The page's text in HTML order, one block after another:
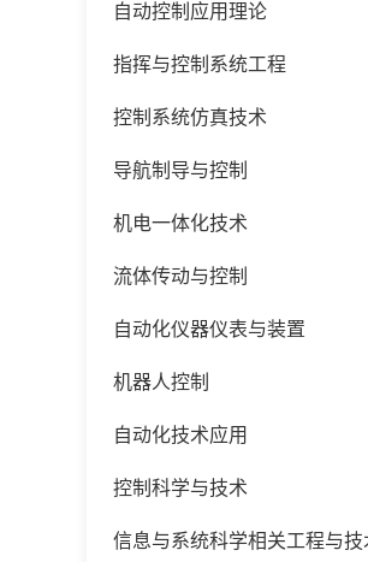
自动控制应用理论
指挥与控制系统工程
控制系统仿真技术
导航制导与控制
机电一体化技术
流体传动与控制
自动化仪器仪表与装置
机器人控制
自动化技术应用
控制科学与技术
信息与系统科学相关工程与技